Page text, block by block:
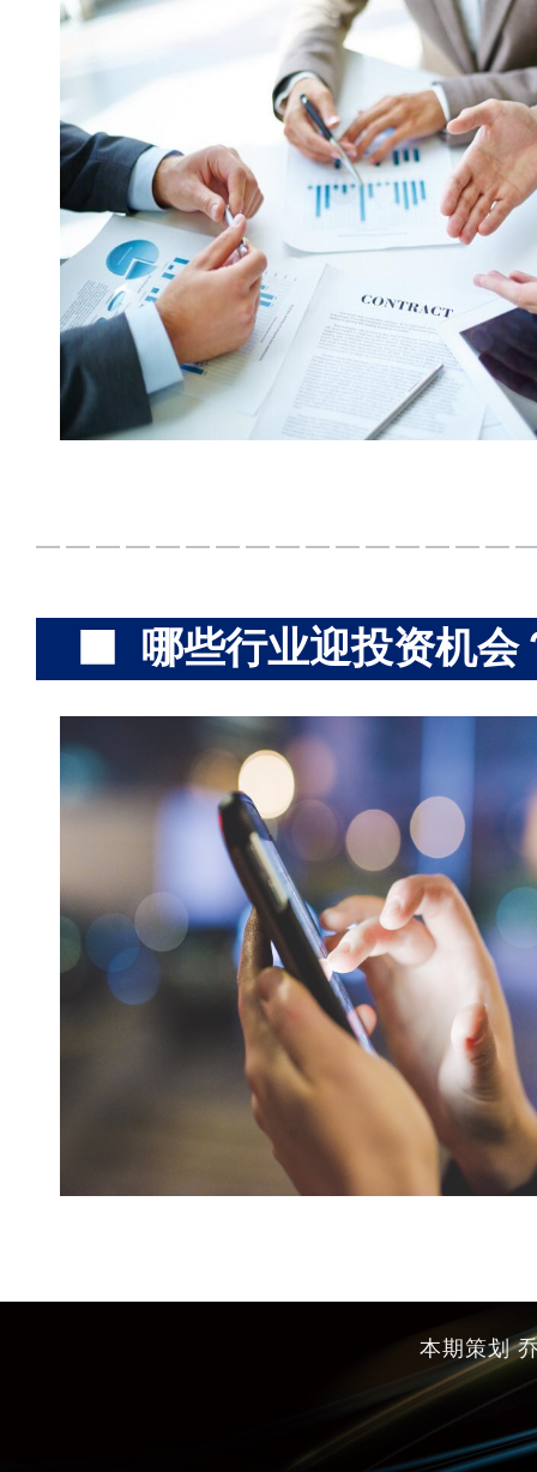
哪些行业迎投资机会
本期策划